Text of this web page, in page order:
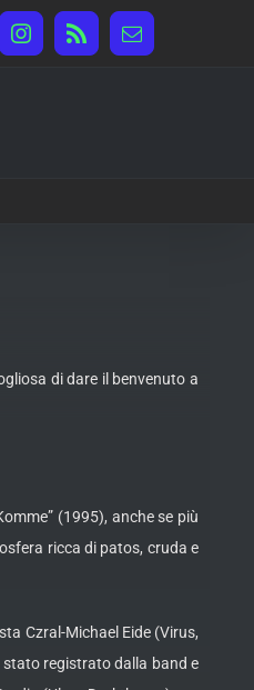
Instagram
Rss Email
di dare il benvenuto a
(1995), anche se più
ricca di patos, cruda e
Czral-Michael Eide (Virus,
registrato dalla band e